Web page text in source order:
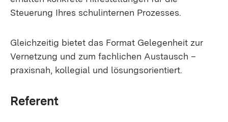
Steuerung Ihres schulinternen Prozesses.
Gleichzeitig bietet das Format Gelegenheit zur
Vernetzung und zum fachlichen Austausch –
praxisnah, kollegial und lösungsorientiert.
Referent